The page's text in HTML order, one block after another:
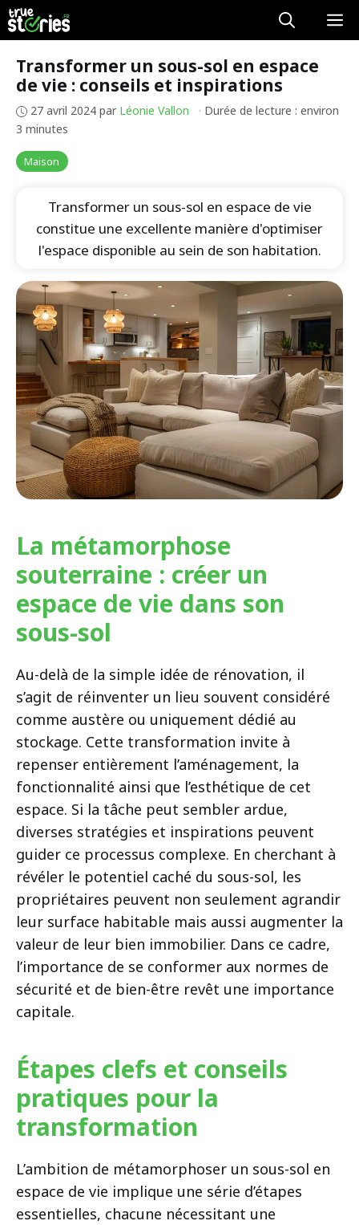
Aller
au
contenu
Maison
Transformer un sous-sol en espace
de vie : conseils et inspirations
27 avril 2024 par Léonie Vallon · Durée de lecture : environ
3 minutes
Transformer un sous-sol en espace de vie
constitue une excellente manière d'optimiser
l'espace disponible au sein de son habitation.
La métamorphose
souterraine : créer un
espace de vie dans son
sous-sol
Au-delà de la simple idée de rénovation, il
s’agit de réinventer un lieu souvent considéré
comme austère ou uniquement dédié au
stockage. Cette transformation invite à
repenser entièrement l’aménagement, la
fonctionnalité ainsi que l’esthétique de cet
espace. Si la tâche peut sembler ardue,
diverses stratégies et inspirations peuvent
guider ce processus complexe. En cherchant à
révéler le potentiel caché du sous-sol, les
propriétaires peuvent non seulement agrandir
leur surface habitable mais aussi augmenter la
valeur de leur bien immobilier. Dans ce cadre,
l’importance de se conformer aux normes de
sécurité et de bien-être revêt une importance
capitale.
Étapes clefs et conseils
pratiques pour la
transformation
L’ambition de métamorphoser un sous-sol en
espace de vie implique une série d’étapes
essentielles, chacune nécessitant une